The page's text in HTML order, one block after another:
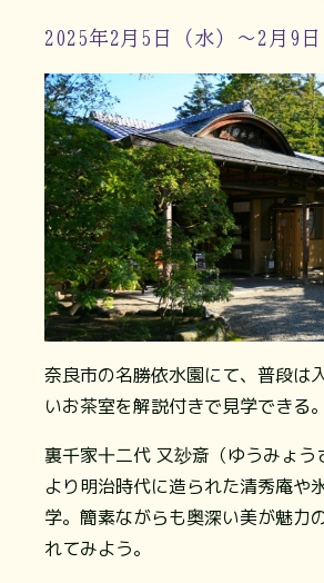
2025年2月5日（水）～2月9日
奈良市の名勝依水園にて、普段は
いお茶室を解説付きで見学できる。
裏千家十二代 又玅斎（ゆうみょう
より明治時代に造られた清秀庵や
学。簡素ながらも奥深い美が魅力
れてみよう。